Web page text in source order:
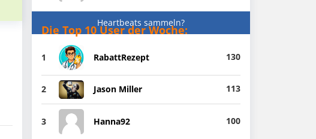
Heartbeats sammeln?
Die Top 10 User der Woche:
1 RabattRezept 130
2 Jason Miller 113
3 Hanna92 100